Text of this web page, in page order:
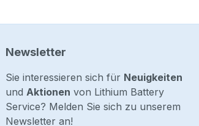
Newsletter
Sie interessieren sich für Neuigkeiten
und Aktionen von Lithium Battery
Service? Melden Sie sich zu unserem
Newsletter an!